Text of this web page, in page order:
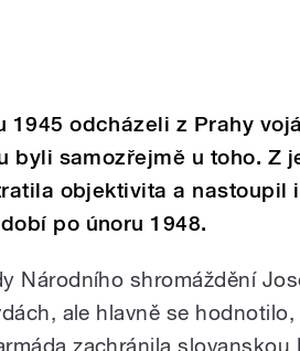
1945 odcházeli z Prahy
byli samozřejmě u toho. Z
objektivita a nastoupil
po únoru 1948.
Národního shromáždění
ale hlavně se
zachránila slovanskou